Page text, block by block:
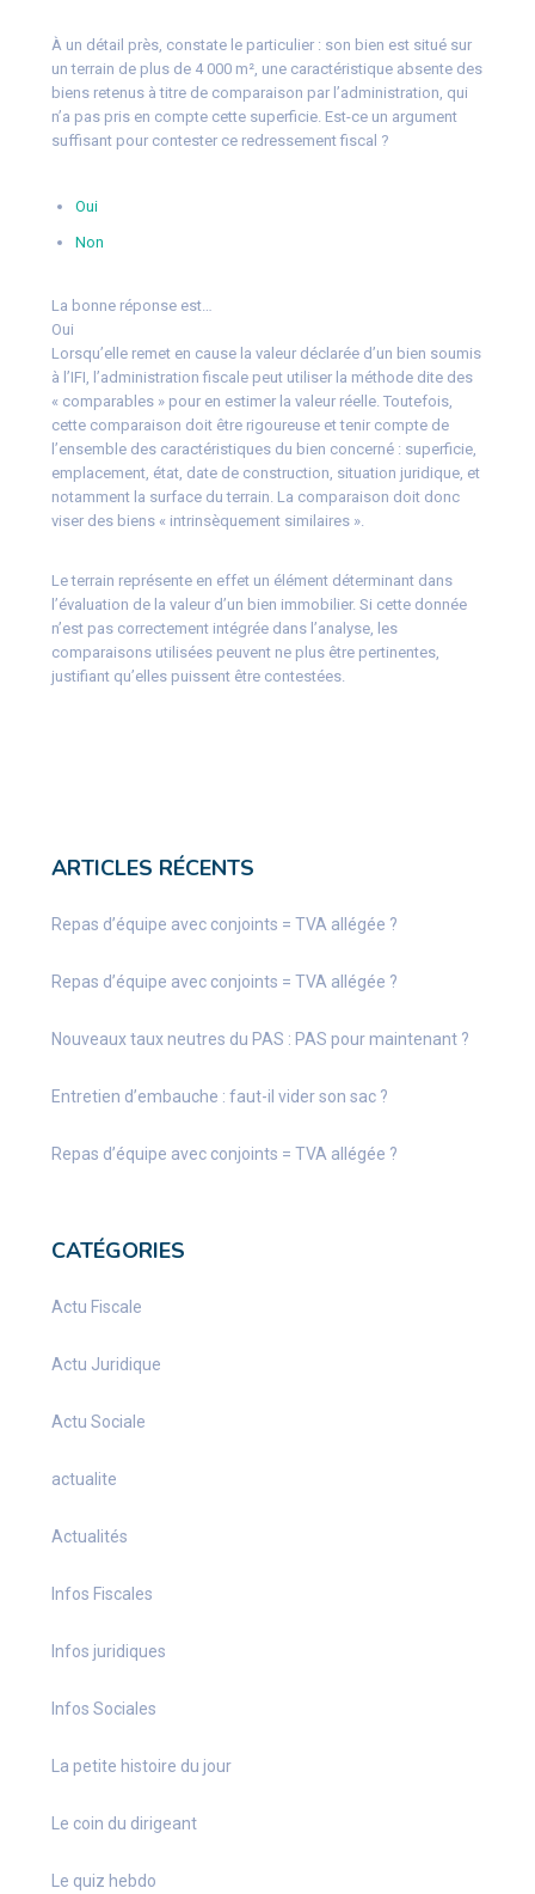
À un détail près, constate le particulier : son bien est situé sur
un terrain de plus de 4 000 m², une caractéristique absente des
biens retenus à titre de comparaison par l’administration, qui
n’a pas pris en compte cette superficie. Est-ce un argument
suffisant pour contester ce redressement fiscal ?
Oui
Non
La bonne réponse est…
Oui
Lorsqu’elle remet en cause la valeur déclarée d’un bien soumis
à l’IFI, l’administration fiscale peut utiliser la méthode dite des
« comparables » pour en estimer la valeur réelle. Toutefois,
cette comparaison doit être rigoureuse et tenir compte de
l’ensemble des caractéristiques du bien concerné : superficie,
emplacement, état, date de construction, situation juridique, et
notamment la surface du terrain. La comparaison doit donc
viser des biens « intrinsèquement similaires ».
Le terrain représente en effet un élément déterminant dans
l’évaluation de la valeur d’un bien immobilier. Si cette donnée
n’est pas correctement intégrée dans l’analyse, les
comparaisons utilisées peuvent ne plus être pertinentes,
justifiant qu’elles puissent être contestées.
ARTICLES RÉCENTS
Repas d’équipe avec conjoints = TVA allégée ?
Repas d’équipe avec conjoints = TVA allégée ?
Nouveaux taux neutres du PAS : PAS pour maintenant ?
Entretien d’embauche : faut-il vider son sac ?
Repas d’équipe avec conjoints = TVA allégée ?
CATÉGORIES
Actu Fiscale
Actu Juridique
Actu Sociale
actualite
Actualités
Infos Fiscales
Infos juridiques
Infos Sociales
La petite histoire du jour
Le coin du dirigeant
Le quiz hebdo